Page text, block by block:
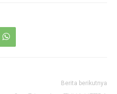
Berita berikutnya